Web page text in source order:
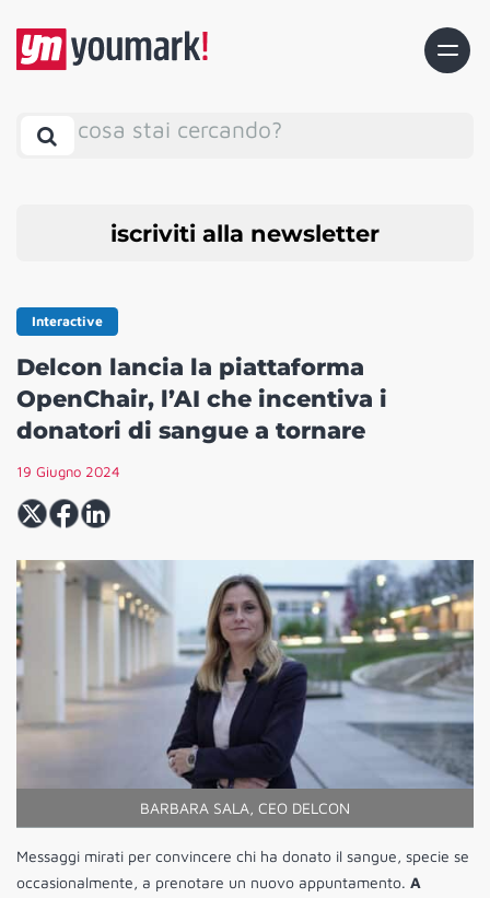
cosa stai cercando?
iscriviti alla newsletter
Interactive
Delcon lancia la piattaforma
OpenChair, l’AI che incentiva i
donatori di sangue a tornare
19 Giugno 2024
BARBARA SALA, CEO DELCON
Messaggi mirati per convincere chi ha donato il sangue, specie se
occasionalmente, a prenotare un nuovo appuntamento. A